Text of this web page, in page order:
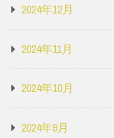
2024年12月
2024年11月
2024年10月
2024年9月